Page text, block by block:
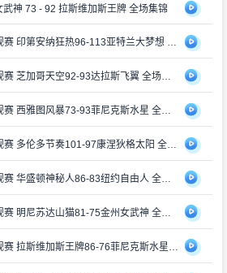
神 73 - 92 拉斯维加斯王牌 全场集锦
06月21日WNBA常规赛 印第安纳狂热96-113亚特兰大梦想 全场集锦
06月21日WNBA常规赛 芝加哥天空92-93达拉斯飞翼 全场集锦
06月21日WNBA常规赛 西雅图风暴73-93菲尼克斯水星 全场集锦
06月20日WNBA常规赛 多伦多节奏101-97康涅狄格太阳 全场集锦
06月20日WNBA常规赛 华盛顿神秘人86-83纽约自由人 全场集锦
06月20日WNBA常规赛 明尼苏达山猫81-75金州女武神 全场集锦